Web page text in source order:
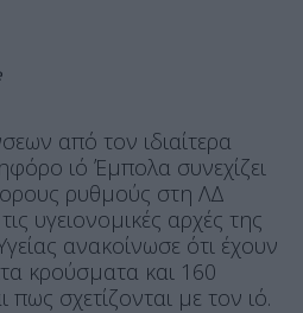
από τον ιδιαίτερα
ιό Έμπολα συνεχίζει
ρυθμούς στη ΛΔ
υγειονομικές αρχές της
ανακοίνωσε ότι έχουν
κρούσματα και 160
πως σχετίζονται με τον ιό.